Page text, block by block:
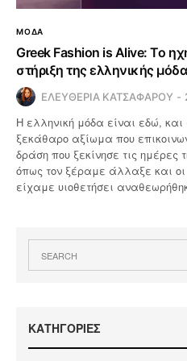
ΜΟΔΑ
Greek Fashion is Alive: Το
στήριξη της ελληνικής
ΕΛΕΥΘΕΡΙΑ ΚΑΤΣΑΦΑΡΟΥ
Η ελληνική μόδα είναι εδώ,
ξεκάθαρο αξίωμα που
δράση που ξεκίνησε τις ημέρες
όπως τον ξέραμε άλλαξε και οι
είχαμε υιοθετήσει
KΑΤΗΓΟΡΙΕΣ